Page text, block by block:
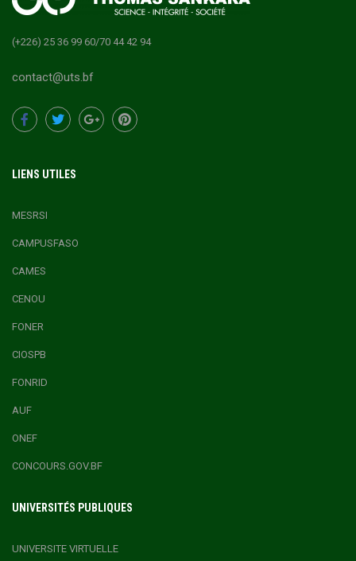
(+226) 25 36 99 60/70 44 42 94
contact@uts.bf
LIENS UTILES
MESRSI
CAMPUSFASO
CAMES
CENOU
FONER
CIOSPB
FONRID
AUF
ONEF
CONCOURS.GOV.BF
UNIVERSITÉS PUBLIQUES
UNIVERSITE VIRTUELLE